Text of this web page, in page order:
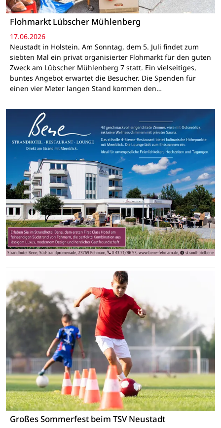
Flohmarkt Lübscher Mühlenberg
17.06.2026
Neustadt in Holstein. Am Sonntag, dem 5. Juli findet zum
siebten Mal ein privat organisierter Flohmarkt für den guten
Zweck am Lübscher Mühlenberg 7 statt. Ein vielseitiges,
buntes Angebot erwartet die Besucher. Die Spenden für
einen vier Meter langen Stand kommen den…
Großes Sommerfest beim TSV Neustadt